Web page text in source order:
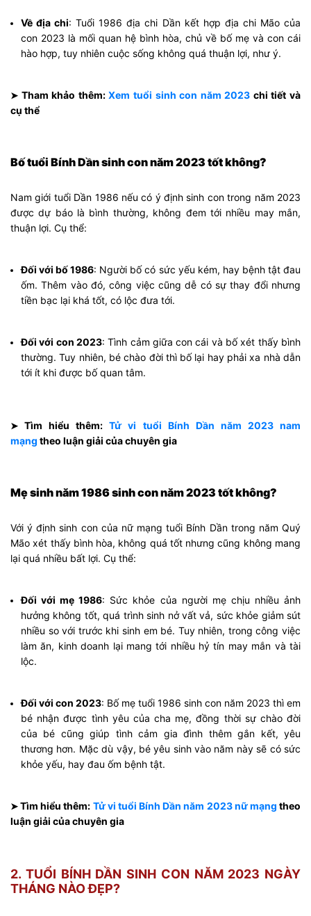
Về địa chi: Tuổi 1986 địa chi Dần kết hợp địa chi Mão của
con 2023 là mối quan hệ bình hòa, chủ về bố mẹ và con cái
hào hợp, tuy nhiên cuộc sống không quá thuận lợi, như ý.
➤ Tham khảo thêm:Xem tuổi sinh con năm 2023 chi tiết và
cụ thể
Bố tuổi Bính Dần sinh con năm 2023 tốt không?
Nam giới tuổi Dần 1986 nếu có ý định sinh con trong năm 2023
được dự báo là bình thường, không đem tới nhiều may mắn,
thuận lợi. Cụ thể:
Đối với bố 1986: Người bố có sức yếu kém, hay bệnh tật đau
ốm. Thêm vào đó, công việc cũng dễ có sự thay đổi nhưng
tiền bạc lại khá tốt, có lộc đưa tới.
Đối với con 2023: Tình cảm giữa con cái và bố xét thấy bình
thường. Tuy nhiên, bé chào đời thì bố lại hay phải xa nhà dẫn
tới ít khi được bố quan tâm.
➤Tìm hiểu thêm:Tử vi tuổi Bính Dần năm 2023 nam
mạng theo luận giải của chuyên gia
Mẹ sinh năm 1986 sinh con năm 2023 tốt không?
Với ý định sinh con của nữ mạng tuổi Bính Dần trong năm Quý
Mão xét thấy bình hòa, không quá tốt nhưng cũng không mang
lại quá nhiều bất lợi. Cụ thể:
Đối với mẹ 1986: Sức khỏe của người mẹ chịu nhiều ảnh
hưởng không tốt, quá trình sinh nở vất vả, sức khỏe giảm sút
nhiều so với trước khi sinh em bé. Tuy nhiên, trong công việc
làm ăn, kinh doanh lại mang tới nhiều hỷ tín may mắn và tài
lộc.
Đối với con 2023: Bố mẹ tuổi 1986 sinh con năm 2023 thì em
bé nhận được tình yêu của cha mẹ, đồng thời sự chào đời
của bé cũng giúp tình cảm gia đình thêm gắn kết, yêu
thương hơn. Mặc dù vậy, bé yêu sinh vào năm này sẽ có sức
khỏe yếu, hay đau ốm bệnh tật.
➤Tìm hiểu thêm: Tử vi tuổi Bính Dần năm 2023 nữ mạng theo
luận giải của chuyên gia
2. TUỔI BÍNH DẦN SINH CON NĂM 2023 NGÀY
THÁNG NÀO ĐẸP?